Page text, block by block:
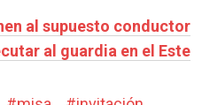
al supuesto conductor
al guardia en el Este